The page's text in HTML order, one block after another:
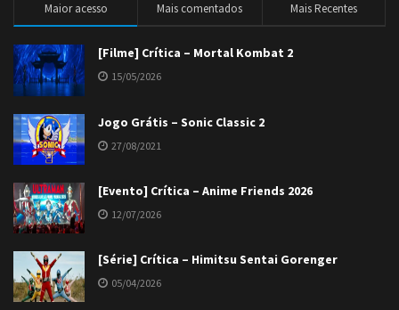
Maior acesso Mais comentados Mais Recentes
[Filme] Crítica – Mortal Kombat 2
15/05/2026
Jogo Grátis – Sonic Classic 2
27/08/2021
[Evento] Crítica – Anime Friends 2026
12/07/2026
[Série] Crítica – Himitsu Sentai Gorenger
05/04/2026